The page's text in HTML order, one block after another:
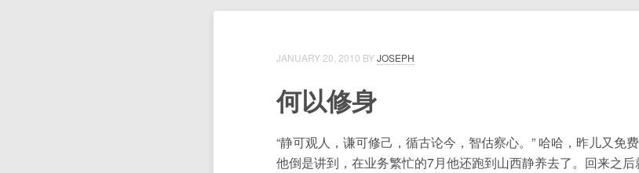
JANUARY 20, 2010 JOSEPH
何以修身
“静可观人，谦可修己，循古论今，智估察心。” 哈哈，昨儿又免费
他倒是讲到，在业务繁忙的7月他还跑到山西静养去了。回来之